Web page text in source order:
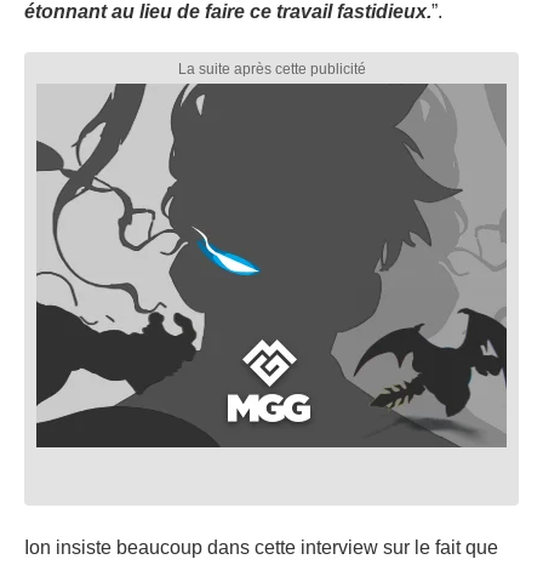
étonnant au lieu de faire ce travail fastidieux.”.
Ion insiste beaucoup dans cette interview sur le fait que